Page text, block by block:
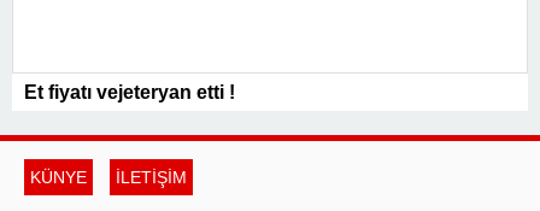
Et fiyatı vejeteryan etti !
KÜNYE İLETİŞİM